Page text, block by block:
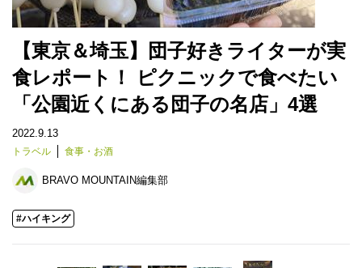
【東京＆埼玉】団子好きライターが実
食レポート！ ピクニックで食べたい
「公園近くにある団子の名店」4選
2022.9.13
トラベル 食事・お酒
BRAVO MOUNTAIN編集部
#ハイキング